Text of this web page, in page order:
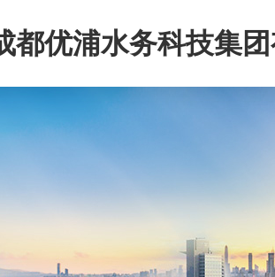
都优浦水务科技集